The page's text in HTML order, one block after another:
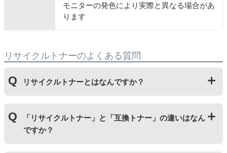
モニターの発色により実際と異なる場合があ
ります
リサイクルトナーのよくある質問
リサイクルトナーとはなんですか？
にて洗浄やトナー(粉)充填をしたうえで、再度販売して
いる商品です。
純正品に比べて、印刷代を節約することができます。
「リサイクルトナー」と「互換トナー」の違いはなん
ですか？